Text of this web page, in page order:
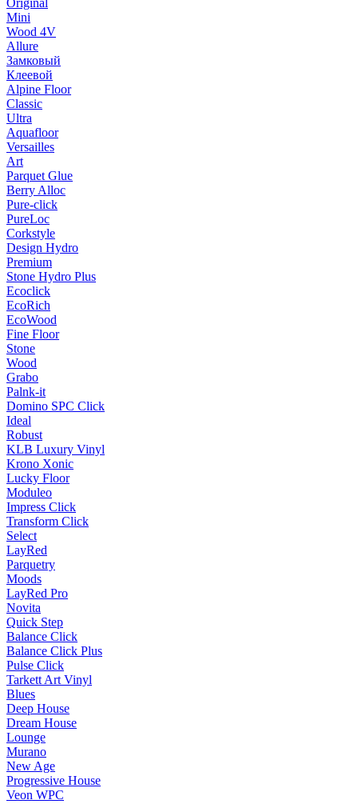
Original
Mini
Wood 4V
Allure
Замковый
Клеевой
Alpine Floor
Classic
Ultra
Aquafloor
Versailles
Art
Parquet Glue
Berry Alloc
Pure-click
PureLoc
Corkstyle
Design Hydro
Premium
Stone Hydro Plus
Ecoclick
EcoRich
EcoWood
Fine Floor
Stone
Wood
Grabo
Palnk-it
Domino SPC Click
Ideal
Robust
KLB Luxury Vinyl
Krono Xonic
Lucky Floor
Moduleo
Impress Click
Transform Click
Select
LayRed
Parquetry
Moods
LayRed Pro
Novita
Quick Step
Balance Click
Balance Click Plus
Pulse Click
Tarkett Art Vinyl
Blues
Deep House
Dream House
Lounge
Murano
New Age
Progressive House
Veon WPC